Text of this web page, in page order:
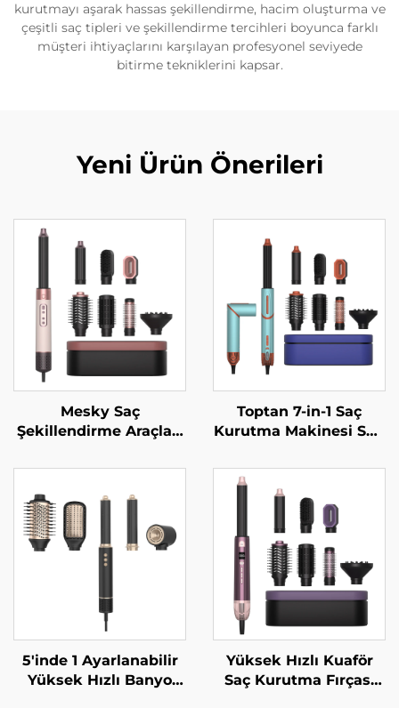
kurutmayı aşarak hassas şekillendirme, hacim oluşturma ve
çeşitli saç tipleri ve şekillendirme tercihleri boyunca farklı
müşteri ihtiyaçlarını karşılayan profesyonel seviyede
bitirme tekniklerini kapsar.
Yeni Ürün Önerileri
Mesky Saç
Şekillendirme Araçları
Hızlı 5-in-1 Çok Amaçlı
Şekillendirici Saç
Kurutma Fırçası
Üfleme Fırçası Saç
Kurutma Makinesi
Toptan 7-in-1 Saç
Kurutma Makinesi Seti
Termal Blowout Saç
Kurutma Makinesi
Kuaförler İçin One
Step Sıcak Hava
Fırçası
5'inde 1 Ayarlanabilir
Yüksek Hızlı Banyo
Yüksek Hızlı Kuaför
Saç Kurutma Fırçası